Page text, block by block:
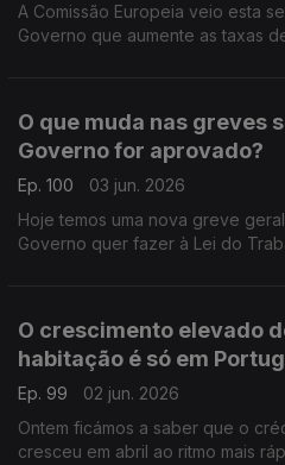
A Comissão Europeia veio esta
Governo que aumente as taxas
O que muda nas greves
Governo for aprovado?
Ep. 100
03 jun. 2026
Hoje temos uma nova greve
Governo quer fazer à Lei do
O crescimento elevado
habitação é só em
Ep. 99
02 jun. 2026
Ontem ficámos a saber que o
cresceu em abril ao ritmo mais